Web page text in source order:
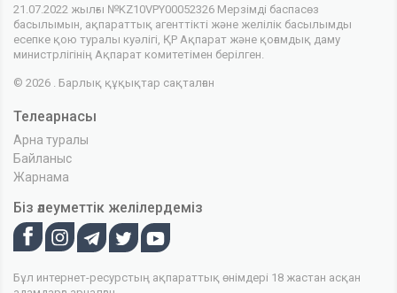
21.07.2022 жылғы №KZ10VPY00052326 Мерзімді баспасөз
басылымын, ақпараттық агенттікті және желілік басылымды
есепке қою туралы куәлігі, ҚР Ақпарат және қоғамдық даму
министрлігінің Ақпарат комитетімен берілген.
© 2026 . Барлық құқықтар сақталған
Телеарнасы
Арна туралы
Байланыс
Жарнама
Біз әлеуметтік желілердеміз
Бұл интернет-ресурстың ақпараттық өнімдері 18 жастан асқан